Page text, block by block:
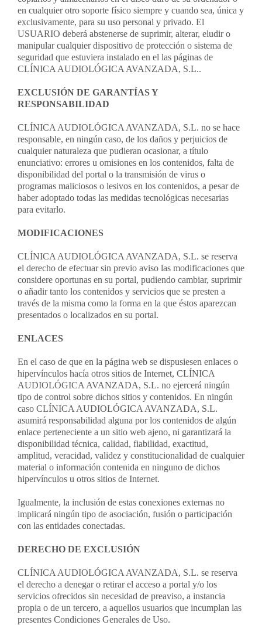
en cualquier otro soporte físico siempre y cuando sea, única y
exclusivamente, para su uso personal y privado. El
USUARIO deberá abstenerse de suprimir, alterar, eludir o
manipular cualquier dispositivo de protección o sistema de
seguridad que estuviera instalado en el las páginas de
CLÍNICA AUDIOLÓGICA AVANZADA, S.L..
EXCLUSIÓN DE GARANTÍAS Y
RESPONSABILIDAD
CLÍNICA AUDIOLÓGICA AVANZADA, S.L. no se hace
responsable, en ningún caso, de los daños y perjuicios de
cualquier naturaleza que pudieran ocasionar, a título
enunciativo: errores u omisiones en los contenidos, falta de
disponibilidad del portal o la transmisión de virus o
programas maliciosos o lesivos en los contenidos, a pesar de
haber adoptado todas las medidas tecnológicas necesarias
para evitarlo.
MODIFICACIONES
CLÍNICA AUDIOLÓGICA AVANZADA, S.L. se reserva
el derecho de efectuar sin previo aviso las modificaciones que
considere oportunas en su portal, pudiendo cambiar, suprimir
o añadir tanto los contenidos y servicios que se presten a
través de la misma como la forma en la que éstos aparezcan
presentados o localizados en su portal.
ENLACES
En el caso de que en la página web se dispusiesen enlaces o
hipervínculos hacía otros sitios de Internet, CLÍNICA
AUDIOLÓGICA AVANZADA, S.L. no ejercerá ningún
tipo de control sobre dichos sitios y contenidos. En ningún
caso CLÍNICA AUDIOLÓGICA AVANZADA, S.L.
asumirá responsabilidad alguna por los contenidos de algún
enlace perteneciente a un sitio web ajeno, ni garantizará la
disponibilidad técnica, calidad, fiabilidad, exactitud,
amplitud, veracidad, validez y constitucionalidad de cualquier
material o información contenida en ninguno de dichos
hipervínculos u otros sitios de Internet.
Igualmente, la inclusión de estas conexiones externas no
implicará ningún tipo de asociación, fusión o participación
con las entidades conectadas.
DERECHO DE EXCLUSIÓN
CLÍNICA AUDIOLÓGICA AVANZADA, S.L. se reserva
el derecho a denegar o retirar el acceso a portal y/o los
servicios ofrecidos sin necesidad de preaviso, a instancia
propia o de un tercero, a aquellos usuarios que incumplan las
presentes Condiciones Generales de Uso.